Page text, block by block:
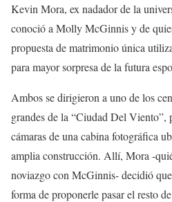
Kevin Mora, ex nadador de la
conoció a Molly McGinnis y de
propuesta de matrimonio única
para mayor sorpresa de la futura
Ambos se dirigieron a uno de los
grandes de la “Ciudad Del Viento”,
cámaras de una cabina fotográfica
amplia construcción. Allí, Mora -
noviazgo con McGinnis- decidió
forma de proponerle pasar el resto